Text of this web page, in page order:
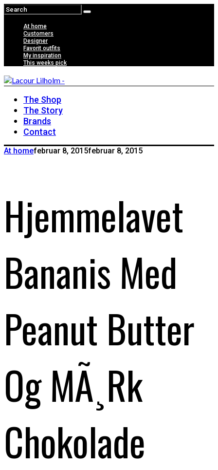
At home
Customers
Designer
Favorit outfits
My inspiration
This weeks pick
The Shop
The Story
Brands
Contact
At homefebruar 8, 2015februar 8, 2015
Hjemmelavet
Bananis Med
Peanut Butter
Og MÃ¸rk
Chokolade